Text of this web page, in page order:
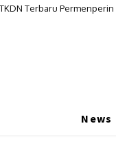
Terbaru Permenperin
Kecil Jadi Hunian
News